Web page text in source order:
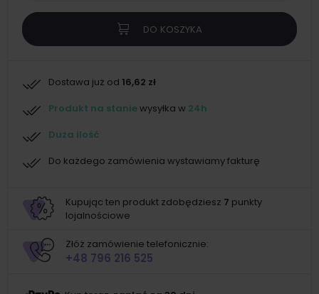
DO KOSZYKA
Dostawa już od 16,62 zł
Produkt na staniewysyłka w 24h
Duża ilość
Do każdego zamówienia wystawiamy fakturę
Kupując ten produkt zdobędziesz 7 punkty
lojalnościowe
Złóż zamówienie telefonicznie:
+48 796 216 525